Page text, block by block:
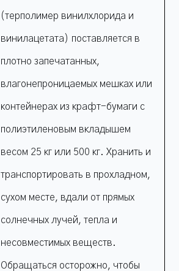
(терполимер винилхлорида и
винилацетата) поставляется в
плотно запечатанных,
влагонепроницаемых мешках или
контейнерах из крафт-бумаги с
полиэтиленовым вкладышем
весом 25 кг или 500 кг. Хранить и
транспортировать в прохладном,
сухом месте, вдали от прямых
солнечных лучей, тепла и
несовместимых веществ.
Обращаться осторожно, чтобы